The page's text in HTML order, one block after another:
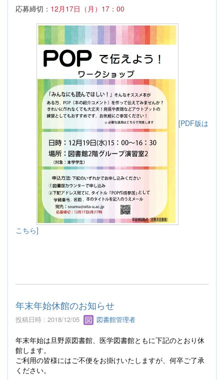
応募締切： 12月17日（月）17：00
[PDF版は
こちら]
年末年始休館のお知らせ
投稿日時 : 2018/12/05 図書館管理者
年末年始は旦野原図書館、医学図書館ともに下記のとおり休
館します。
ご利用の皆様にはご不便をお掛けいたしますが、何卒ご了承
ください。